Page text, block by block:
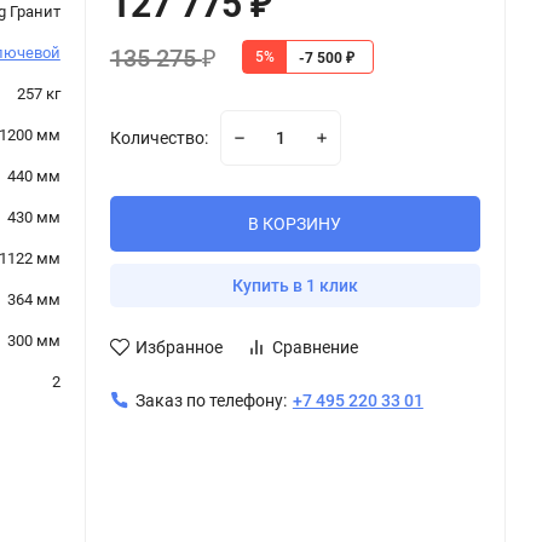
Гранит
257 кг
мм
440 мм
430 мм
мм
364 мм
300 мм
2
135 275₽ 5% -7 500 ₽
Количество:
В КОРЗИНУ
Купить в 1 клик
Избранное Сравнение
Заказ по телефону: +7 495 220 33 01